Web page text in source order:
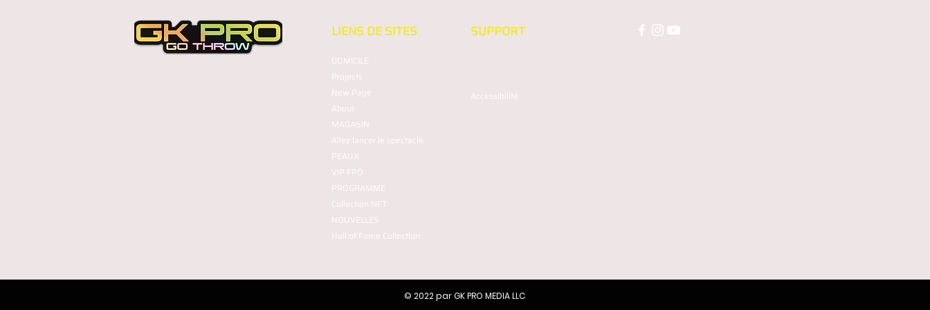
LIENS DE SITES
DOMICILE
Projects
New Page
About
MAGASIN
Allez lancer le spectacle
PEAUX
VIP FPO
PROGRAMME
Collection NFT
NOUVELLES
Hall of Fame Collection
SUPPORT
Accessibilité
© 2022 par GK PRO MEDIA LLC